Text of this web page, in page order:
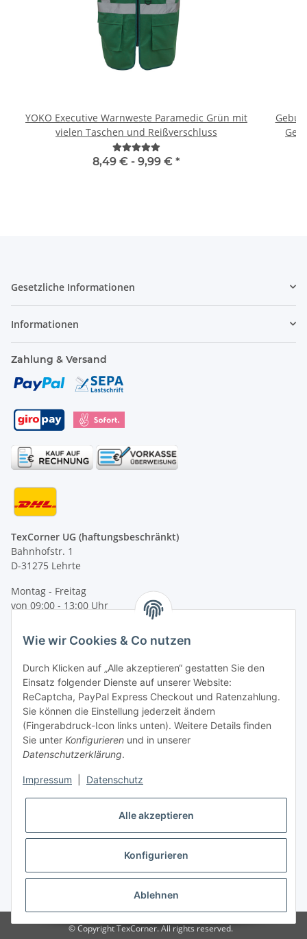
YOKO Executive Warnweste Paramedic Grün mit
vielen Taschen und Reißverschluss
8,49 € - 9,99 € *
Gesetzliche Informationen
Informationen
Zahlung & Versand
TexCorner UG (haftungsbeschränkt)
Bahnhofstr. 1
D-31275 Lehrte
Montag - Freitag
von 09:00 - 13:00 Uhr
Tel: +49 (0) 5132 8230689
E-Mail:mail@texcorner.de
Vertrag widerrufen
* Alle Preise inkl. gesetzlicher USt., zzgl.Versand
© Copyright TexCorner. All rights reserved.
Wie wir Cookies & Co nutzen
Durch Klicken auf „Alle akzeptieren“ gestatten Sie den
Einsatz folgender Dienste auf unserer Website:
ReCaptcha, PayPal Express Checkout und Ratenzahlung.
Sie können die Einstellung jederzeit ändern
(Fingerabdruck-Icon links unten). Weitere Details finden
Sie unter Konfigurieren und in unserer
Datenschutzerklärung.
Impressum Datenschutz
Alle akzeptieren
Konfigurieren
Ablehnen